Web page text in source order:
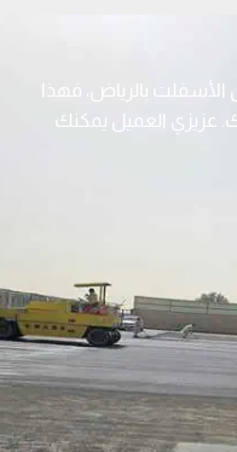
الأسفلت بالرياض، فهذا
عزيزي العميل يمكنك
a
t